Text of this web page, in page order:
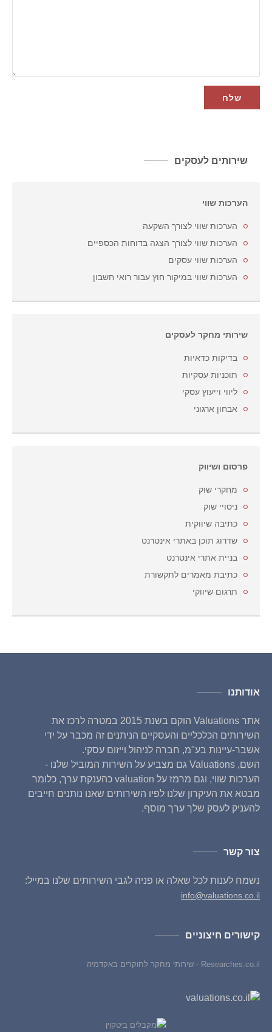
שירותים לעסקים
הערכות שווי
הערכות שווי לצורך השקעה
הערכות שווי לצורך הצגה בדוחות הכספיים
הערכות שווי עסקים
הערכות שווי במיקור חוץ עבור רואי חשבון
שירותי מחקר לעסקים
בדיקות כדאיות
תוכניות עסקיות
ליווי וייעוץ עסקי
אבחון ארגוני
פרסום ושיווק
מחקרי שוק
ניסויי שוק
כתיבה שיווקית
שדרוג תוכן באתרי אינטרנט
בניית אתרי אינטרנט
כתיבת מאמרים לתקשורת
תרגום שיווקי
אודותנו
אתר Valuations הוקם בשנת 2015 במטרה לרכז את
השירותים הכלכליים והעסקיים הניתנים זה מכבר על ידי
אשבר-עיינות בע"מ, חברה לניהול וייזום עסקי.
השם, Valuations גם מצביע על השירות המוביל שלנו -
הערכות שווי, וגם מרמז על valuation כהענקת ערך, כלומר
מבטא את העיקרון שלנו לפיו השירותים שאנו נותנים חייבים
להעניק לעסק שלך ערך מוסף.
צור קשר
נשמח לענות לכל שאלה או פניה לגבי השירותים שלנו במייל:
info@valuations.co.il
קישורים חיצוניים
Researches.co.il - שירותי מחקר לחוקרים באקדמיה